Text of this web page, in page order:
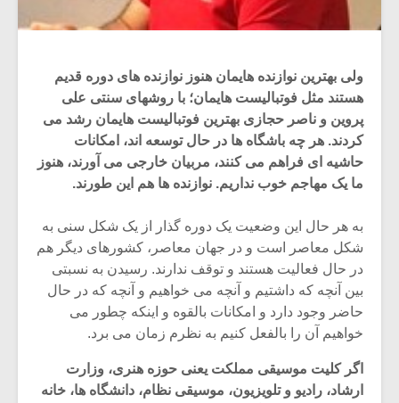
ولی بهترین نوازنده هایمان هنوز نوازنده های دوره قدیم
هستند مثل فوتبالیست هایمان؛ با روشهای سنتی علی
پروین و ناصر حجازی بهترین فوتبالیست هایمان رشد می
کردند. هر چه باشگاه ها در حال توسعه اند، امکانات
حاشیه ای فراهم می کنند، مربیان خارجی می آورند، هنوز
ما یک مهاجم خوب نداریم. نوازنده ها هم این طورند.
به هر حال این وضعیت یک دوره گذار از یک شکل سنی به
شکل معاصر است و در جهان معاصر، کشورهای دیگر هم
در حال فعالیت هستند و توقف ندارند. رسیدن به نسبتی
بین آنچه که داشتیم و آنچه می خواهیم و آنچه که در حال
حاضر وجود دارد و امکانات بالقوه و اینکه چطور می
خواهیم آن را بالفعل کنیم به نظرم زمان می برد.
اگر کلیت موسیقی مملکت یعنی حوزه هنری، وزارت
ارشاد، رادیو و تلویزیون، موسیقی نظام، دانشگاه ها، خانه